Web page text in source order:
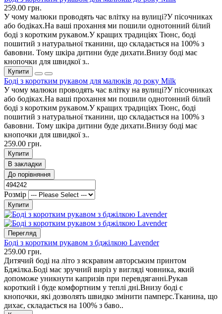
259.00 грн.
У чому малюки проводять час влітку на вулиці?У пісочниках
або бодіках.На ваші прохання ми пошили однотонний білий
боді з коротким рукавом.У кращих традиціях Тюнс, боді
пошитий з натуральної тканини, що складається на 100% з
бавовни. Тому шкіра дитини буде дихати.Внизу боді має
кнопочки для швидкої з..
Купити
Боді з коротким рукавом для малюків до року Milk
У чому малюки проводять час влітку на вулиці?У пісочниках
або бодіках.На ваші прохання ми пошили однотонний білий
боді з коротким рукавом.У кращих традиціях Тюнс, боді
пошитий з натуральної тканини, що складається на 100% з
бавовни. Тому шкіра дитини буде дихати.Внизу боді має
кнопочки для швидкої з..
259.00 грн.
Купити
В закладки
До порівняння
Розмір
Купити
Перегляд
Боді з коротким рукавом з бджілкою Lavender
259.00 грн.
Дитячий боді на літо з яскравим авторським принтом
Бджілка.Боді має зручний виріз у вигляді човника, який
допоможе уникнути капризів при перевдяганні.Рукав
короткий і буде комфортним у теплі дні.Внизу боді є
кнопочки, які дозволять швидко змінити памперс.Тканина, що
дихає, складається на 100% з баво..